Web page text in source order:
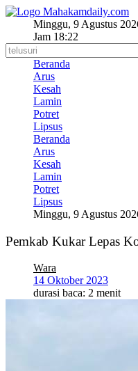
Lewati
Minggu, 9 Agustus
Jam 18:22
Beranda
Arus
Kesah
Lamin
Potret
Lipsus
Beranda
Arus
Kesah
Lamin
Potret
Lipsus
Minggu, 9 Agustus
Pemkab Kukar Lepas
Wara
14 Oktober 2023
durasi baca: 2 menit